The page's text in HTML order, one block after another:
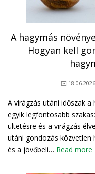
A hagymás
Hogyan kell
18.06.2026
A virágzás utáni időszak
egyik legfontosabb
ültetésre és a virágzás
utáni gondozás közvetlen
és a jövőbeli… Read more